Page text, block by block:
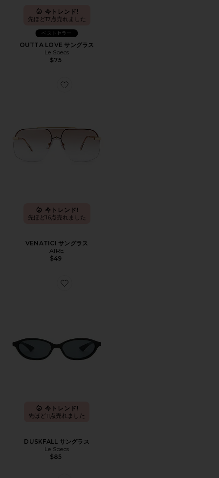
今トレンド!
先ほど17点売れました
ベストセラー
OUTTA LOVE サングラス
Le Specs
$75
Favorite VENATICI サングラス
今トレンド!
先ほど16点売れました
VENATICI サングラス
AIRE
$49
Favorite DUSKFALL サングラス
今トレンド!
先ほど11点売れました
DUSKFALL サングラス
Le Specs
$85